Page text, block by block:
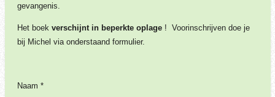
gevangenis.
Het boek verschijnt in beperkte oplage! Voorinschrijven doe je
bij Michel via onderstaand formulier.
Naam *